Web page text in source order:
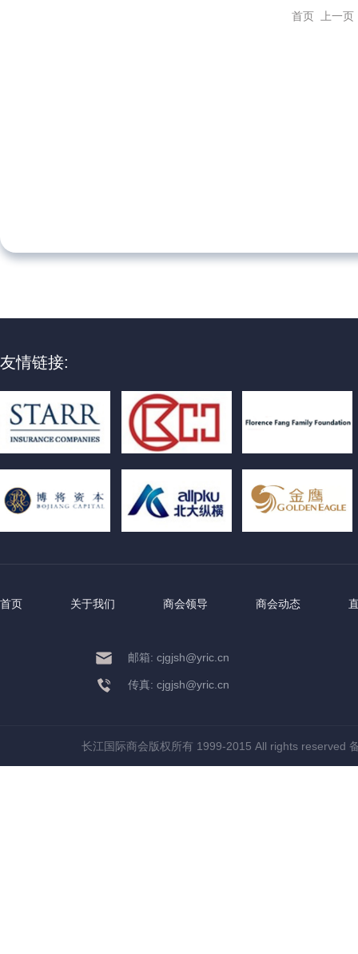
首页 上一页
友情链接:
首页 关于我们 商会领导 商会动态
邮箱: cjgjsh@yric.cn
传真: cjgjsh@yric.cn
长江国际商会版权所有 1999-2015 All rights reserved